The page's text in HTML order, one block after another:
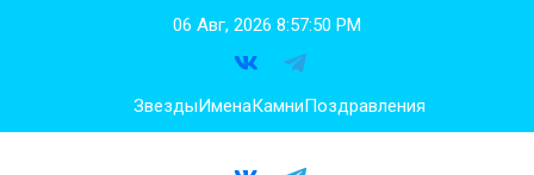
06 Авг, 2026 8:57:51 PM
ЗвездыИменаКамниПоздравления